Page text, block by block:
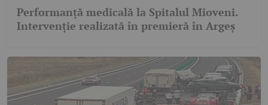
Performanță medicală la Spitalul Mioveni.
Intervenție realizată în premieră în Argeș